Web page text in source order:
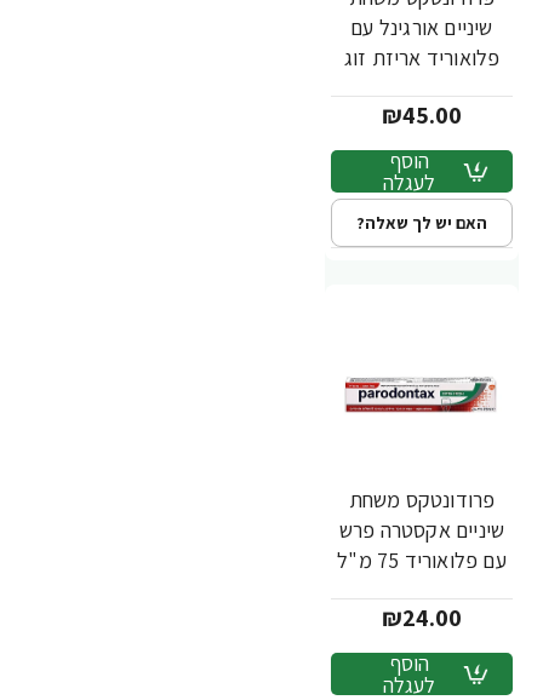
שיניים אורגינל עם
פלואוריד אריזת זוג
₪45.00
הוסף
לעגלה
האם יש לך שאלה?
פרודונטקס משחת
שיניים אקסטרה פרש
עם פלואוריד 75 מ"ל
₪24.00
הוסף
לעגלה